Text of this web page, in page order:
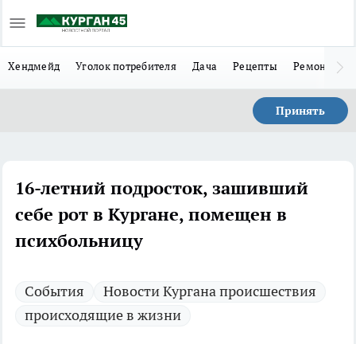
Хендмейд Уголок потребителя Дача Рецепты Ремонт
Принять
16-летний подросток, зашивший
себе рот в Кургане, помещен в
психбольницу
Cобытия
Новости Кургана происшествия
происходящие в жизни